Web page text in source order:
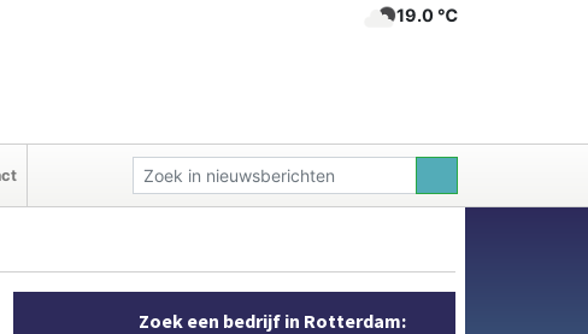
19.0 ℃
Zoek een bedrijf in Rotterdam: